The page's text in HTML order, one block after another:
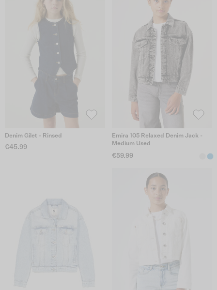
Denim Gilet - Rinsed
€45.99
Emira 105 Relaxed Denim Jack -
Medium Used
€59.99